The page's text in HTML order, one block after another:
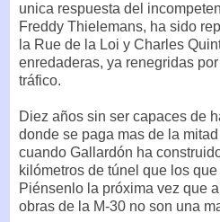
unica respuesta del
Freddy Thielemans, ha sido
la Rue de la Loi y Charles
enredaderas, ya renegridas
tráfico.
Diez años sin ser capaces de
donde se paga mas de la
cuando Gallardón ha
kilómetros de túnel que los
Piénsenlo la próxima vez que
obras de la M-30 no son una